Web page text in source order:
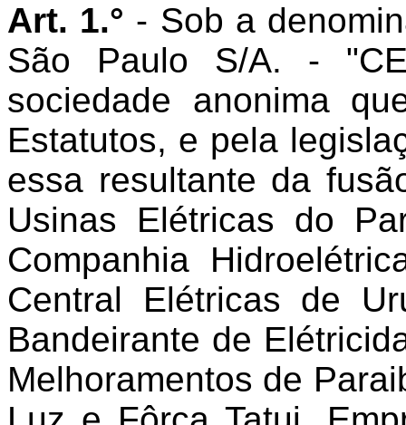
Art. 1.° - Sob a
São Paulo S/A. -
sociedade anonima
Estatutos, e pela
essa resultante da
Usinas Elétricas do
Companhia
Central Elétricas de
Bandeirante de
Melhoramentos de